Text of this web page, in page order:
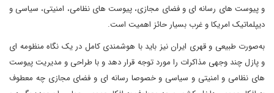
و پیوست های رسانه ای و فضای مجازی، پیوست های نظامی، امنیتی، سیاسی و
دیپلماتیک امریکا و غرب بسیار حائز اهمیت است.
به‌صورت طبیعی و قهری ایران نیز باید با هوشمندی کامل در یک نگاه منظومه ای
و پازل چند وجهی مذاکرات را مورد توجه قرار دهد و با طراحی و مدیریت پیوست
های نظامی و امنیتی و سیاسی و خصوصا رسانه ای و فضای مجازی چه معطوف